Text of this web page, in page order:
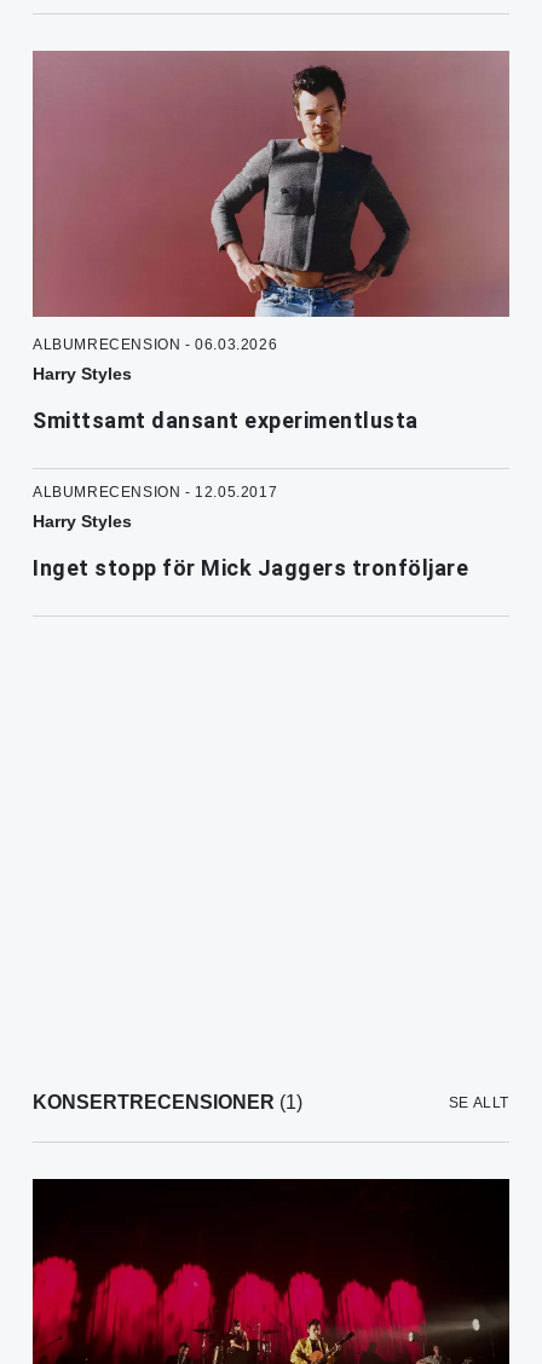
ALBUMRECENSION - 06.03.2026
Harry Styles
Smittsamt dansant experimentlusta
ALBUMRECENSION - 12.05.2017
Harry Styles
Inget stopp för Mick Jaggers tronföljare
KONSERTRECENSIONER (1) SE ALLT